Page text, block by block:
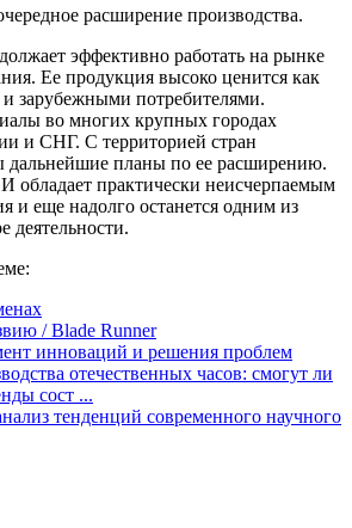
расширение производства.
эффективно работать на рынке
Ее продукция высоко ценится как
зарубежными потребителями.
во многих крупных городах
и СНГ. С территорией стран
дальнейшие планы по ее расширению.
практически неисчерпаемым
и еще надолго останется одним из
деятельности.
/ Blade Runner
инноваций и решения проблем
отечественных часов: смогут ли
сост ...
тенденций современного научного